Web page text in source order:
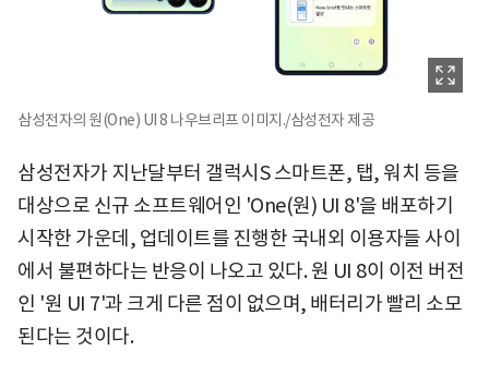
삼성전자의 원(One) UI 8 나우브리프 이미지./삼성전자 제공
삼성전자가 지난달부터 갤럭시S 스마트폰, 탭, 워치 등을
대상으로 신규 소프트웨어인 'One(원) UI 8'을 배포하기
시작한 가운데, 업데이트를 진행한 국내외 이용자들 사이
에서 불편하다는 반응이 나오고 있다. 원 UI 8이 이전 버전
인 '원 UI 7'과 크게 다른 점이 없으며, 배터리가 빨리 소모
된다는 것이다.